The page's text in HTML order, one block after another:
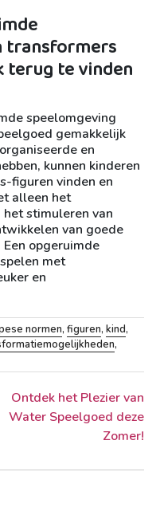
transformers
terug te vinden
speelomgeving
gemakkelijk
en
kunnen kinderen
figuren vinden en
alleen het
stimuleren van
van goede
opgeruimde
met
en
normen, figuren, kind,
,
Ontdek het Plezier van
Water Speelgoed deze
Zomer!